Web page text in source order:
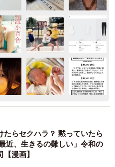
たらセクハラ？ 黙っていたら
近、生きるの難しい」令和の
漫画】